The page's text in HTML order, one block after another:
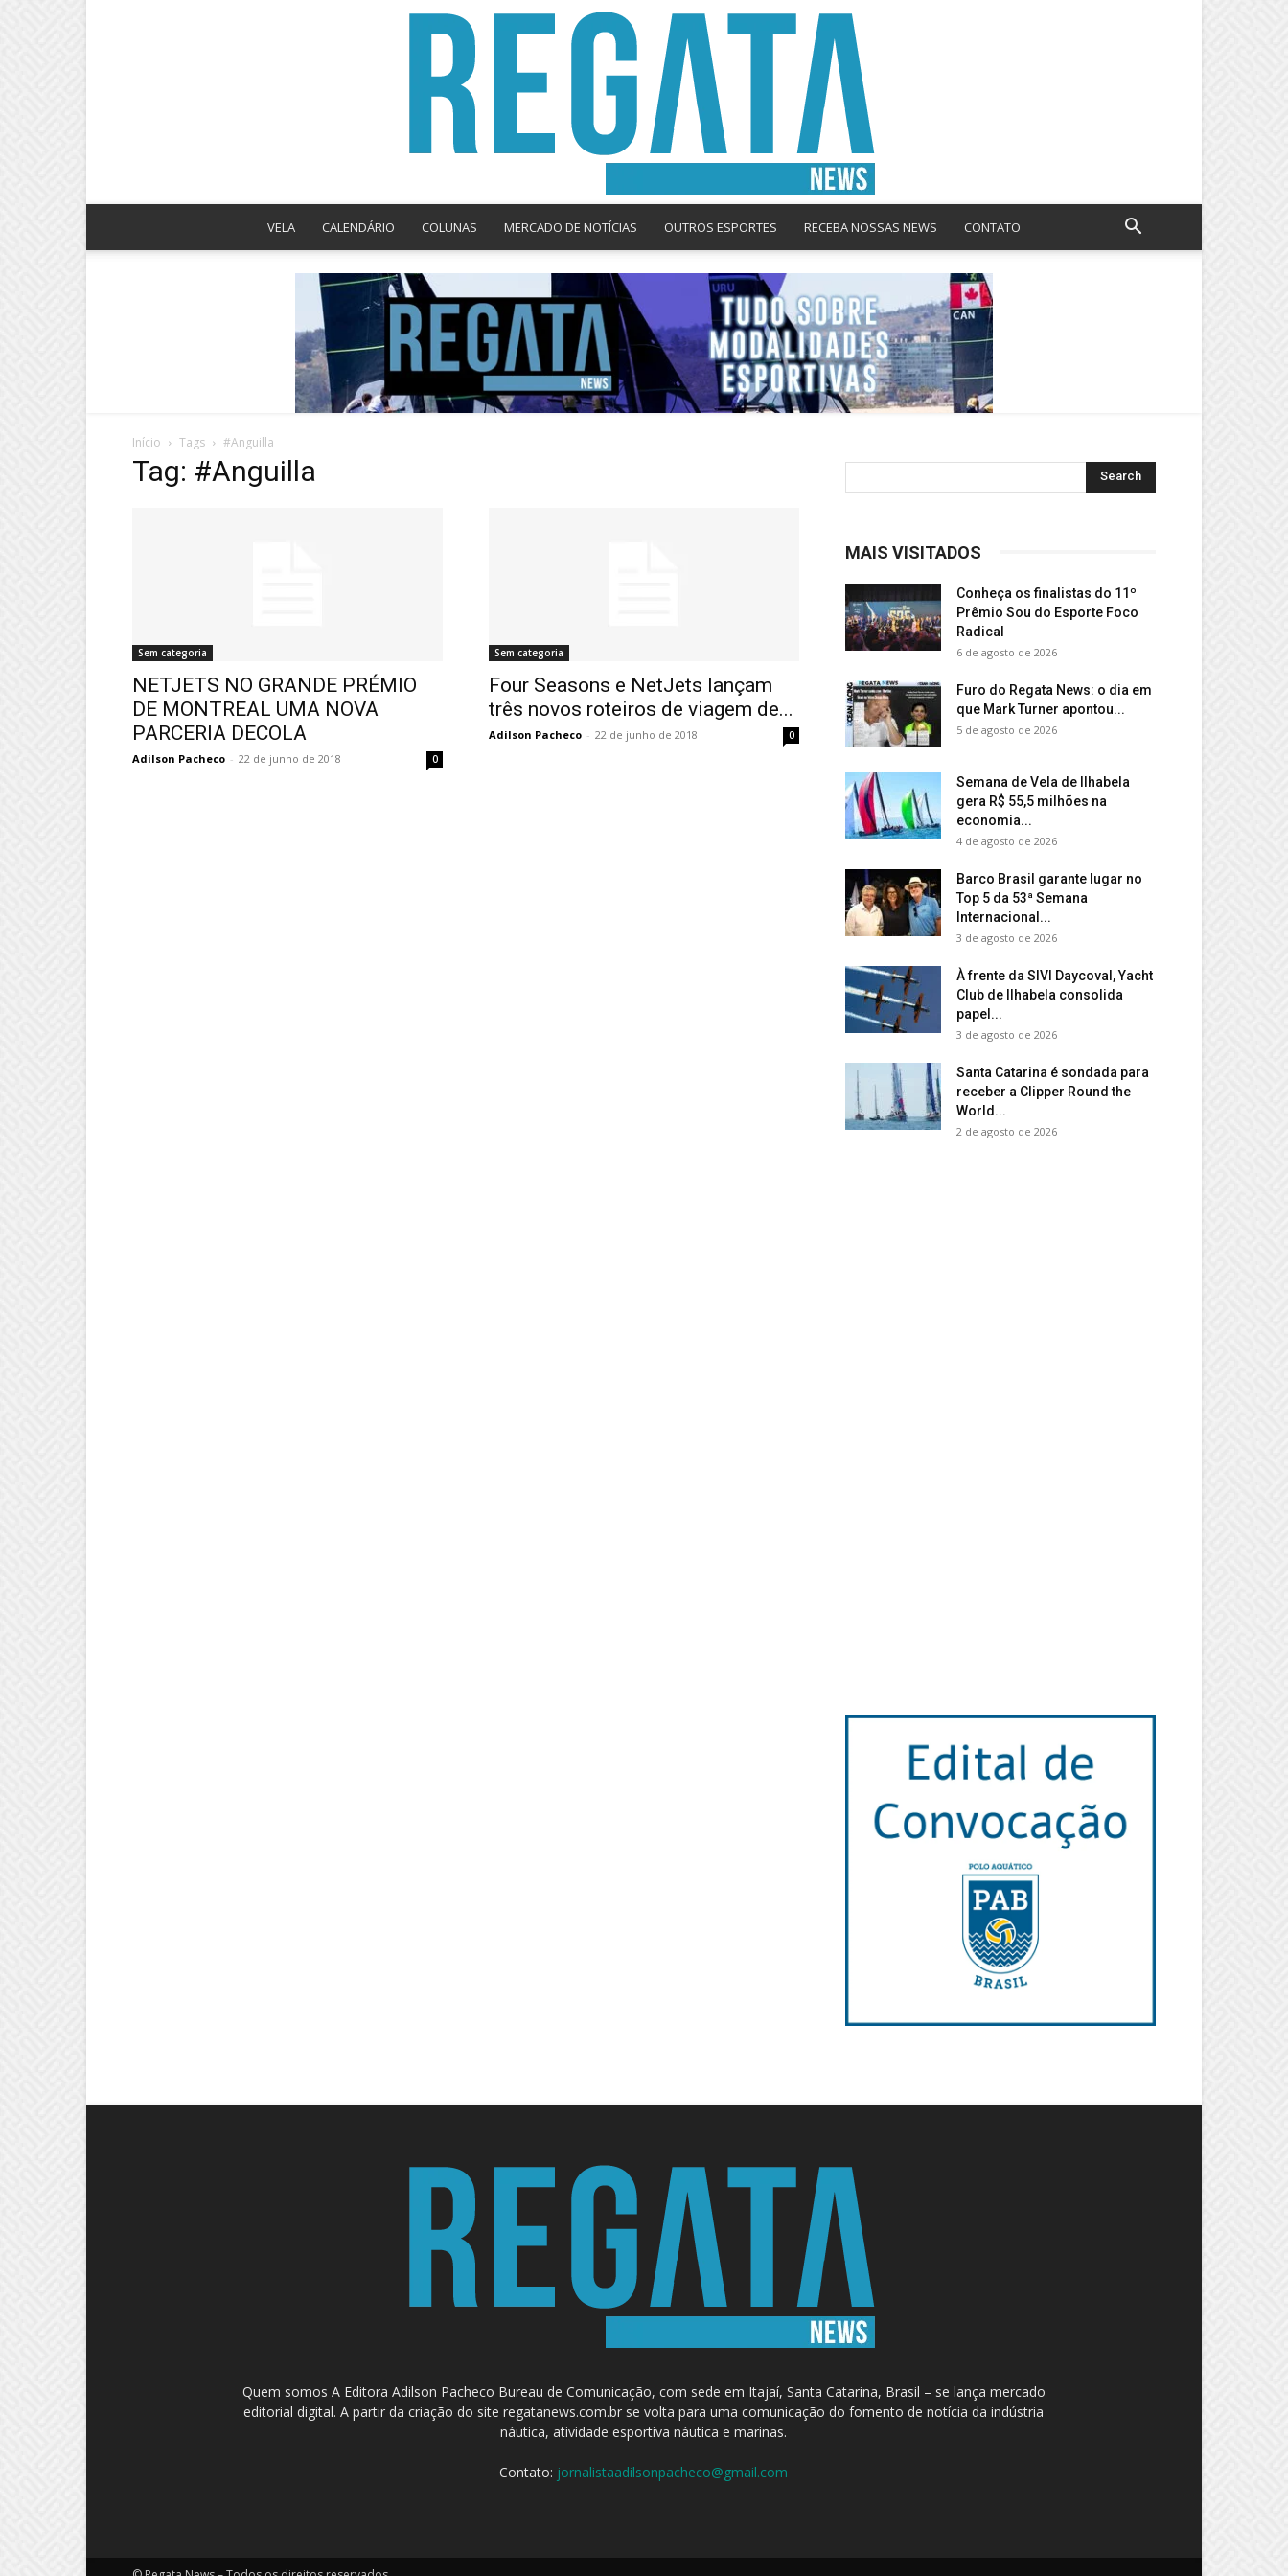
News
VELA CALENDÁRIO COLUNAS MERCADO DE NOTÍCIAS OUTROS ESPORTES RECEBA NOSSAS NEWS CONTATO
Início Tags #Anguilla
Tag: #Anguilla
Sem categoria
NETJETS NO GRANDE PRÉMIO
DE MONTREAL UMA NOVA
PARCERIA DECOLA
Adilson Pacheco - 22 de junho de 2018 0
Sem categoria
Four Seasons e NetJets lançam
três novos roteiros de viagem de...
Adilson Pacheco - 22 de junho de 2018 0
MAIS VISITADOS
Conheça os finalistas do 11º
Prêmio Sou do Esporte Foco
Radical
6 de agosto de 2026
Furo do Regata News: o dia em
que Mark Turner apontou...
5 de agosto de 2026
Semana de Vela de Ilhabela
gera R$ 55,5 milhões na
economia...
4 de agosto de 2026
Barco Brasil garante lugar no
Top 5 da 53ª Semana
Internacional...
3 de agosto de 2026
À frente da SIVI Daycoval, Yacht
Club de Ilhabela consolida
papel...
3 de agosto de 2026
Santa Catarina é sondada para
receber a Clipper Round the
World...
2 de agosto de 2026
Quem somos A Editora Adilson Pacheco Bureau de Comunicação, com sede em Itajaí, Santa Catarina, Brasil – se lança mercado
editorial digital. A partir da criação do site regatanews.com.br se volta para uma comunicação do fomento de notícia da indústria
náutica, atividade esportiva náutica e marinas.
Contato: jornalistaadilsonpacheco@gmail.com